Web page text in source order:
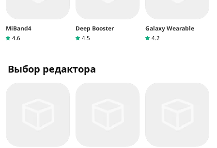
MiBand4
4.6
Deep Booster
4.5
Galaxy Wearable
4.2
Выбор редактора